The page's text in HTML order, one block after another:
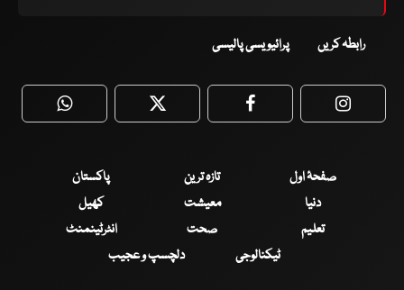
رابطہ کریں پرائیویسی پالیسی
WhatsApp Twitter Facebook
صفحۂ اول تازہ ترین
پاکستان
دنیا
معیشت
کھیل
تعلیم
صحت
انٹرٹینمنٹ
ٹیکنالوجی
دلچسپ و عجیب